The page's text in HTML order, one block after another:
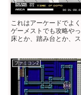
これはアーケードでよ
ゲーメストでも攻略や
床とか、踏み台とか、
ファミコン2